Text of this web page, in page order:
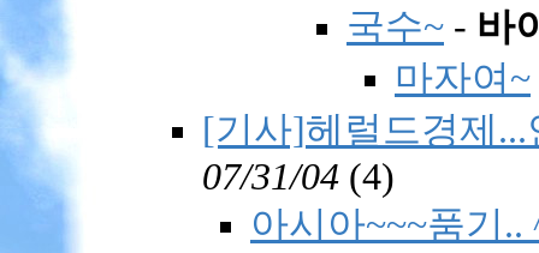
국수~ - 바
마자여~
[기사]헤럴드경제
07/31/04 (4)
아시아~~~품기..